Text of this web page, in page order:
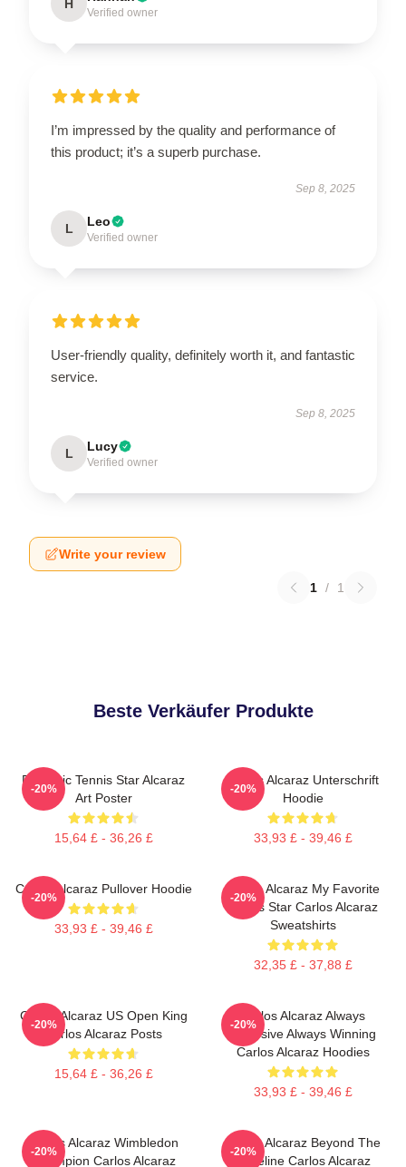
H
Verified owner
I’m impressed by the quality and performance of
this product; it’s a superb purchase.
Sep 8, 2025
L Leo
Verified owner
User-friendly quality, definitely worth it, and fantastic
service.
Sep 8, 2025
L Lucy
Verified owner
Write your review
1 / 1
Beste Verkäufer Produkte
Dynamic Tennis Star Alcaraz
Art Poster
15,64 £ - 36,26 £
-20%
Carlos Alcaraz Unterschrift
Hoodie
33,93 £ - 39,46 £
-20%
Carlos Alcaraz Pullover Hoodie
33,93 £ - 39,46 £
-20%
Carlos Alcaraz My Favorite
Tennis Star Carlos Alcaraz
Sweatshirts
32,35 £ - 37,88 £
-20%
Carlos Alcaraz US Open King
Carlos Alcaraz Posts
15,64 £ - 36,26 £
-20%
Carlos Alcaraz Always
Explosive Always Winning
Carlos Alcaraz Hoodies
33,93 £ - 39,46 £
-20%
Carlos Alcaraz Wimbledon
Champion Carlos Alcaraz
-20%
Carlos Alcaraz Beyond The
Baseline Carlos Alcaraz
-20%